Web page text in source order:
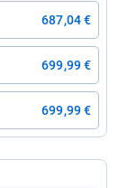
687,04 €
699,99 €
699,99 €